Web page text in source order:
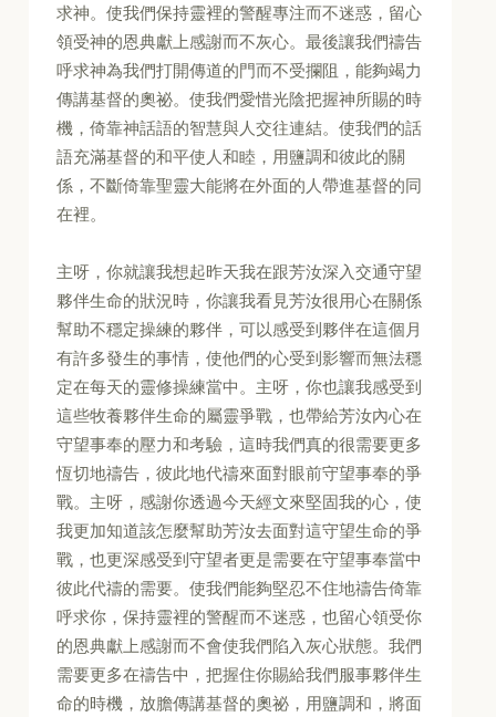
求神。使我們保持靈裡的警醒專注而不迷惑，留心
領受神的恩典獻上感謝而不灰心。最後讓我們禱告
呼求神為我們打開傳道的門而不受攔阻，能夠竭力
傳講基督的奧祕。使我們愛惜光陰把握神所賜的時
機，倚靠神話語的智慧與人交往連結。使我們的話
語充滿基督的和平使人和睦，用鹽調和彼此的關
係，不斷倚靠聖靈大能將在外面的人帶進基督的同
在裡。
主呀，你就讓我想起昨天我在跟芳汝深入交通守望
夥伴生命的狀況時，你讓我看見芳汝很用心在關係
幫助不穩定操練的夥伴，可以感受到夥伴在這個月
有許多發生的事情，使他們的心受到影響而無法穩
定在每天的靈修操練當中。主呀，你也讓我感受到
這些牧養夥伴生命的屬靈爭戰，也帶給芳汝內心在
守望事奉的壓力和考驗，這時我們真的很需要更多
恆切地禱告，彼此地代禱來面對眼前守望事奉的爭
戰。主呀，感謝你透過今天經文來堅固我的心，使
我更加知道該怎麼幫助芳汝去面對這守望生命的爭
戰，也更深感受到守望者更是需要在守望事奉當中
彼此代禱的需要。使我們能夠堅忍不住地禱告倚靠
呼求你，保持靈裡的警醒而不迷惑，也留心領受你
的恩典獻上感謝而不會使我們陷入灰心狀態。我們
需要更多在禱告中，把握住你賜給我們服事夥伴生
命的時機，放膽傳講基督的奧祕，用鹽調和，將面